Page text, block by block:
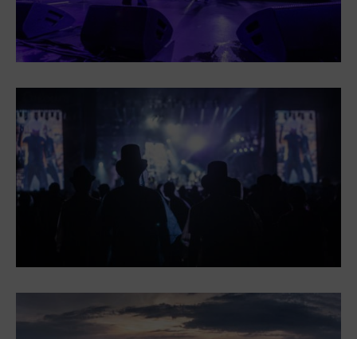
Wycieczki
Dolni Vitkowice
Przekąski
Bolt Café
Kawiarnia Wielki Świat Techniki